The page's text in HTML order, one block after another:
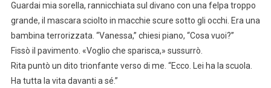
Guardai mia sorella, rannicchiata sul divano con una felpa troppo
grande, il mascara sciolto in macchie scure sotto gli occhi. Era una
bambina terrorizzata. “Vanessa,” chiesi piano, “Cosa vuoi?”
Fissò il pavimento. «Voglio che sparisca,» sussurrò.
Rita puntò un dito trionfante verso di me. “Ecco. Lei ha la scuola.
Ha tutta la vita davanti a sé.”